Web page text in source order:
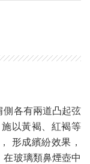
側各有兩道凸起弦
以黃褐、紅褐等
形成繽紛效果，
玻璃類鼻煙壺中